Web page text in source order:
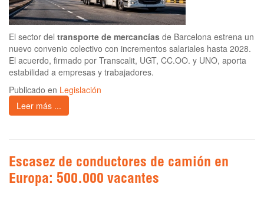
El sector del transporte de mercancías de Barcelona estrena un
nuevo convenio colectivo con incrementos salariales hasta 2028.
El acuerdo, firmado por Transcalit, UGT, CC.OO. y UNO, aporta
estabilidad a empresas y trabajadores.
Publicado en Legislación
Leer más ...
Escasez de conductores de camión en
Europa: 500.000 vacantes